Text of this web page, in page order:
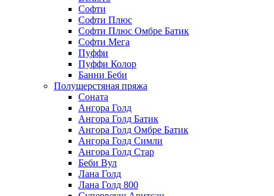
Софти
Софти Плюс
Софти Плюс Омбре Батик
Софти Мега
Пуффи
Пуффи Колор
Банни Беби
Полушерстяная пряжа
Соната
Ангора Голд
Ангора Голд Батик
Ангора Голд Омбре Батик
Ангора Голд Симли
Ангора Голд Стар
Беби Вул
Лана Голд
Лана Голд 800